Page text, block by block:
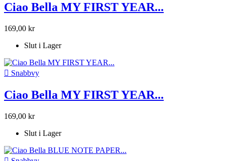
Ciao Bella MY FIRST YEAR...
169,00 kr
Slut i Lager
 Snabbvy
Ciao Bella MY FIRST YEAR...
169,00 kr
Slut i Lager